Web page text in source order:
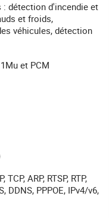
détection d'incendie et
et froids,
véhicules, détection
et PCM
ARP, RTSP, RTP,
DDNS, PPPOE, IPv4/v6,